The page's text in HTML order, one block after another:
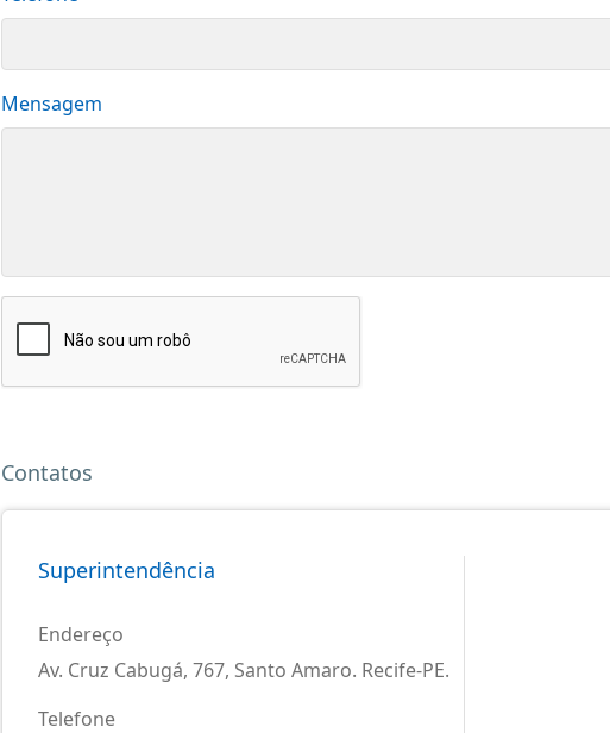
Mensagem
Contatos
Superintendência
Endereço
Av. Cruz Cabugá, 767, Santo Amaro. Recife-PE.
Telefone